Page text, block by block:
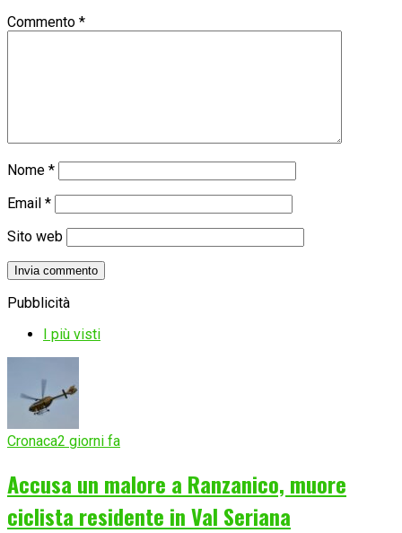
Commento *
Nome *
Email *
Sito web
Pubblicità
I più visti
Cronaca2 giorni fa
Accusa un malore a Ranzanico, muore
ciclista residente in Val Seriana